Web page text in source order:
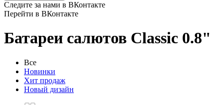
Следите за нами в ВКонтакте
Перейти в ВКонтакте
Батареи салютов Classic 0.8"
Все
Новинки
Хит продаж
Новый дизайн